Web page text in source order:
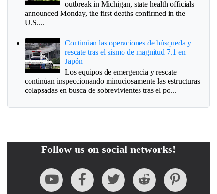
outbreak in Michigan, state health officials
announced Monday, the first deaths confirmed in the
U.S....
Continúan las operaciones de búsqueda y
rescate tras el sismo de magnitud 7.1 en
Japón
Los equipos de emergencia y rescate
continúan inspeccionando minuciosamente las estructuras
colapsadas en busca de sobrevivientes tras el po...
Follow us on social networks!